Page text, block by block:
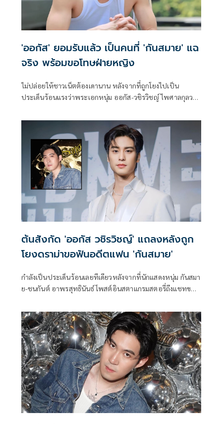
'ออกัส' ยอมรับแล้ว เป็นคนที่ 'กันสมาย' แฉ
จริง พร้อมขอโทษฝ่ายหญิง
ไม่ปล่อยให้ชาวเน็ตต้องเดานาน หลังจากที่ถูกโยงไปเป็น
ประเด็นร้อนแรงว่าพระเอกหนุ่ม ออกัส-วชิรวิชญ์ ไพศาลกุลวงศ์
ล่าสุดหนุ่มออกัสโพสต์ยอมรับแล้วว่าในแชตดังกล่าวนั้นเป็นตน
จริง พร้อมขอโทษเพื่อนและผู้หญิงที่ตนได้พูดถึงด้วยคำพูดที่ไม่
ต้นสังกัด 'ออกัส วชิรวิชญ์' แถลงหลังถูก
โยงดราม่าขอฟันอดีตแฟน 'กันสมาย'
กำลังเป็นประเด็นร้อนเลยทีเดียวหลังจากที่นักแสดงหนุ่ม กันสมา
ย-ชนกันต์ อาพรสุทธินันธ์ โพสต์อินสตาแกรมสตอรี่ถึงแชทของ
เพียงหนึ่งอาทิตย์ด้วยข้อความที่ไม่ให้เกียรติฝ่ายหญิง จนชาว
เน็ตต่างก็ไปสืบมาว่าใครคือดาราคนดังกล่าว